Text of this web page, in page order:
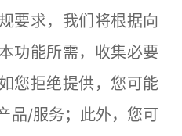
求，我们将根据向
功能所需，收集必要
您拒绝提供，您可能
品/服务；此外，您可